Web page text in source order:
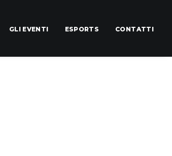
GLI EVENTI ESPORTS CONTATTI